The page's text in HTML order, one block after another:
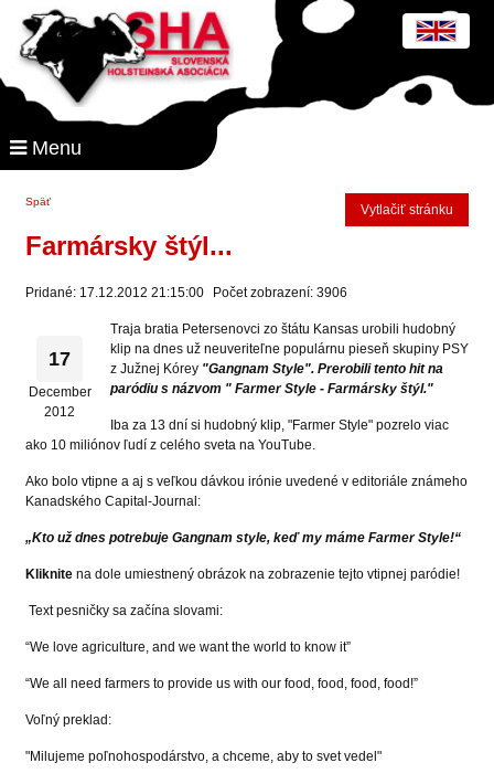
Menu
Späť
Vytlačiť stránku
Farmársky štýl...
Pridané: 17.12.2012 21:15:00 Počet zobrazení: 3906
17
December
2012
Traja bratia Petersenovci zo štátu Kansas urobili hudobný
klip na dnes už neuveriteľne populárnu pieseň skupiny PSY
z Južnej Kórey "Gangnam Style". Prerobili tento hit na
paródiu s názvom " Farmer Style - Farmársky štýl."
Iba za 13 dní si hudobný klip, "Farmer Style" pozrelo viac
ako 10 miliónov ľudí z celého sveta na YouTube.
Ako bolo vtipne a aj s veľkou dávkou irónie uvedené v editoriále známeho
Kanadského Capital-Journal:
„Kto už dnes potrebuje Gangnam style, keď my máme Farmer Style!“
Kliknite na dole umiestnený obrázok na zobrazenie tejto vtipnej paródie!
Text pesničky sa začína slovami:
“We love agriculture, and we want the world to know it”
“We all need farmers to provide us with our food, food, food, food!”
Voľný preklad:
"Milujeme poľnohospodárstvo, a chceme, aby to svet vedel"